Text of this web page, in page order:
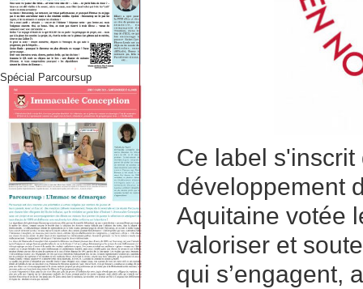
Spécial Parcoursup
Ce label
développement
Aquitaine votée
valoriser et
qui s’engagent,